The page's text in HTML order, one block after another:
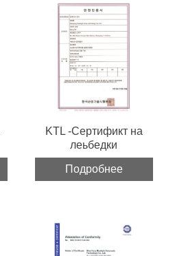
KTL -Сертификт на
леьбедки
Подробнее